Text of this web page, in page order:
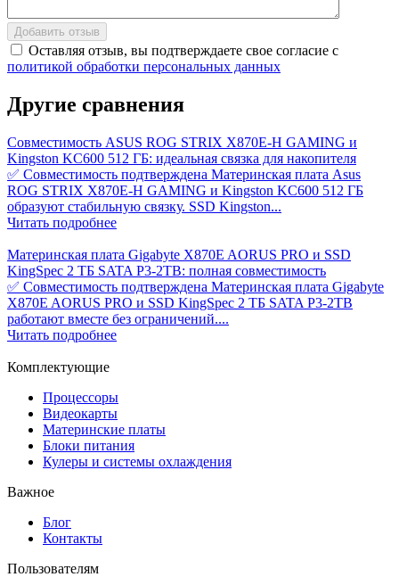
Добавить отзыв
Оставляя отзыв, вы подтверждаете свое согласие с
политикой обработки персональных данных
Другие сравнения
Совместимость ASUS ROG STRIX X870E-H GAMING и
Kingston KC600 512 ГБ: идеальная связка для накопителя
✅ Совместимость подтверждена Материнская плата Asus
ROG STRIX X870E-H GAMING и Kingston KC600 512 ГБ
образуют стабильную связку. SSD Kingston...
Читать подробнее
Материнская плата Gigabyte X870E AORUS PRO и SSD
KingSpec 2 ТБ SATA P3-2TB: полная совместимость
✅ Совместимость подтверждена Материнская плата Gigabyte
X870E AORUS PRO и SSD KingSpec 2 ТБ SATA P3-2TB
работают вместе без ограничений....
Читать подробнее
Комплектующие
Процессоры
Видеокарты
Материнские платы
Блоки питания
Кулеры и системы охлаждения
Важное
Блог
Контакты
Пользователям